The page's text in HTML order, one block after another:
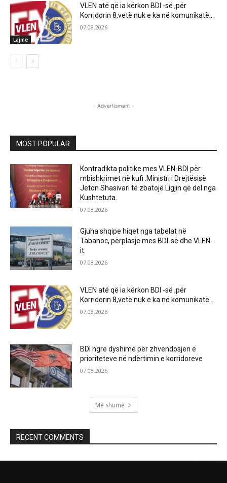
Lajme
VLEN atë që ia kërkon BDI -së ,për
Korridorin 8,vetë nuk e ka në komunikatë…
07.08.2026
- Advertisment -
MOST POPULAR
Kontradikta politike mes VLEN-BDI për
mbishkrimet në kufi .Ministri i Drejtësisë
Jeton Shasivari të zbatojë Ligjin që del nga
Kushtetuta.
07.08.2026
Gjuha shqipe hiqet nga tabelat në
Tabanoc, përplasje mes BDI-së dhe VLEN-
it.
07.08.2026
VLEN atë që ia kërkon BDI -së ,për
Korridorin 8,vetë nuk e ka në komunikatë…
07.08.2026
BDI ngre dyshime për zhvendosjen e
prioriteteve në ndërtimin e korridoreve
07.08.2026
Më shumë
RECENT COMMENTS